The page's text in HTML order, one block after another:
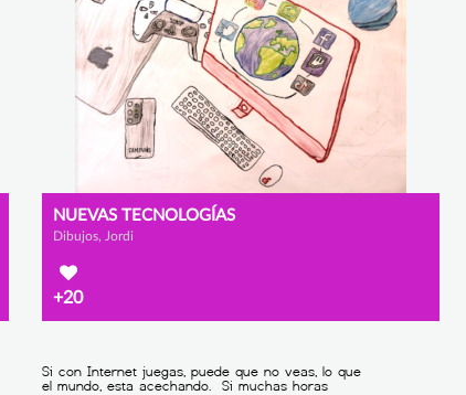
NUEVAS TECNOLOGÍAS
Dibujos, Jordi
+20